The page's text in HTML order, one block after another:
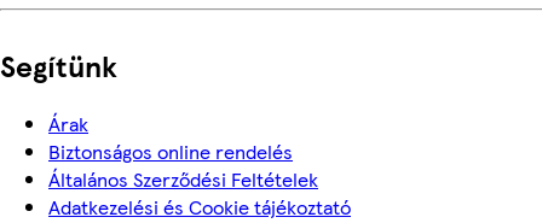
Segítünk
Árak
Biztonságos online rendelés
Általános Szerződési Feltételek
Adatkezelési és Cookie tájékoztató